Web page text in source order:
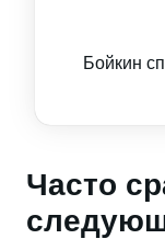
Бойкин
Часто